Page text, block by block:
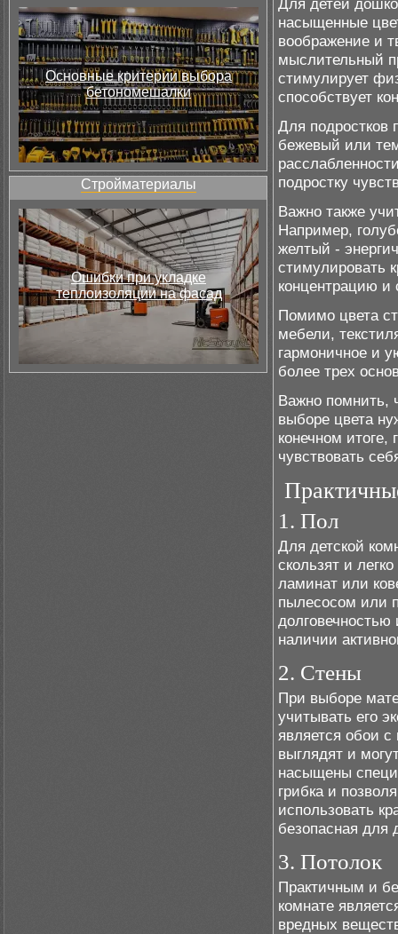
Основные критерии выбора
бетономешалки
Стройматериалы
Ошибки при укладке
теплоизоляции на фасад
Для детей
насыщенные
воображение и
мыслительный
стимулирует
способствует
Для подростков
бежевый или
подростку
Важно также
Например,
желтый -
стимулировать
концентрацию и
Помимо цвета
мебели,
гармоничное и
более трех
Важно помнить,
выборе цвета
конечном итоге,
чувствовать
1. Пол
Для детской
скользят и
ламинат или
пылесосом или
наличии
2. Стены
При выборе
учитывать его
является обои
выглядят и
насыщены
грибка и
использовать
безопасная для
3. Потолок
Практичным и
комнате
вредных